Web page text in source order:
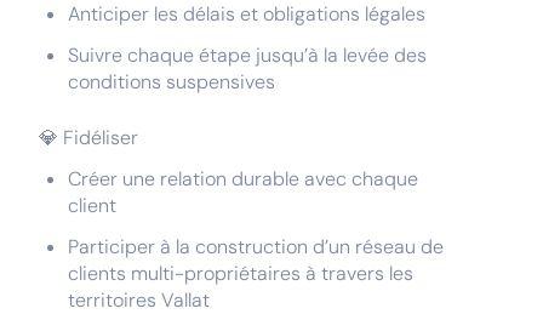
Anticiper les délais et obligations légales
Suivre chaque étape jusqu’à la levée des
conditions suspensives
💎 Fidéliser
Créer une relation durable avec chaque
client
Participer à la construction d’un réseau de
clients multi-propriétaires à travers les
territoires Vallat